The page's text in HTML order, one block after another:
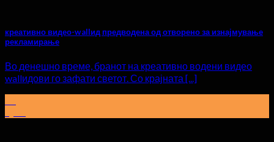
креативно видео-wallид предводена од отворено за изнајмување
рекламирање
Во денешно време, бранот на креативно водени видео
wallидови го зафати светот. Со крајната [...]